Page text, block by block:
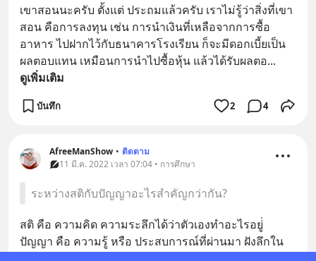
เขาสอนนะครับ ตั้งแต่ ประถมแล้วครับ เราไม่รู้ว่าสิ่งที่เขา
สอน คือการลงทุน เช่น การนำเงินที่เหลือจากการซื้อ
อาหาร ไปฝากไว้กับธนาคารโรงเรียน ก็จะมีดอกเบี้ยเป็น
ผลตอบแทน เหมือนการนำไปซื้อหุ้น แล้วได้รับผลตอ...
ดูเพิ่มเติม
บันทึก 2 4
AfreeManShow • ติดตาม
11 มี.ค. 2022 เวลา 07:04 • การศึกษา
ระหว่างสติกับปัญญาอะไรสำคัญกว่ากัน?
สติ คือ ความคิด ความระลึกได้ว่าตัวเองทำอะไรอยู่่
ปัญญา คือ ความรู้ หรือ ประสบการณ์ที่ผ่านมา ฝังลึกใน